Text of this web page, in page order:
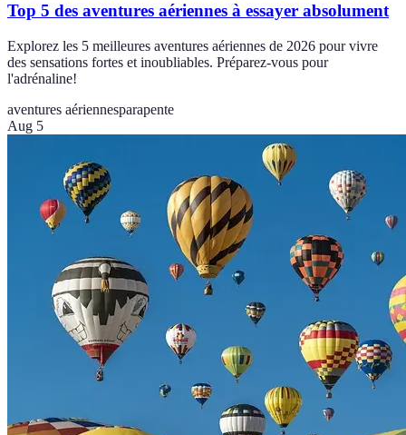
Top 5 des aventures aériennes à essayer absolument
Explorez les 5 meilleures aventures aériennes de 2026 pour vivre
des sensations fortes et inoubliables. Préparez-vous pour
l'adrénaline!
aventures aériennesparapente
Aug 5